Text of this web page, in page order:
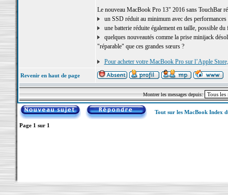
Le nouveau MacBook Pro 13" 2016 sans TouchBar
un SSD réduit au minimum avec des
une batterie réduite également en taille, possible
quelques nouveautés comme la prise minijack
"réparable" que ces grandes sœurs ?
Pour acheter votre MacBook Pro sur l’Apple
Revenir en haut de page
Montrer les messages depuis:
Tout sur les MacBook Index
Page 1 sur 1